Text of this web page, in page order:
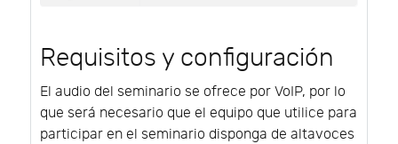
Requisitos y configuración
El audio del seminario se ofrece por VoIP, por lo
que será necesario que el equipo que utilice para
participar en el seminario disponga de altavoces